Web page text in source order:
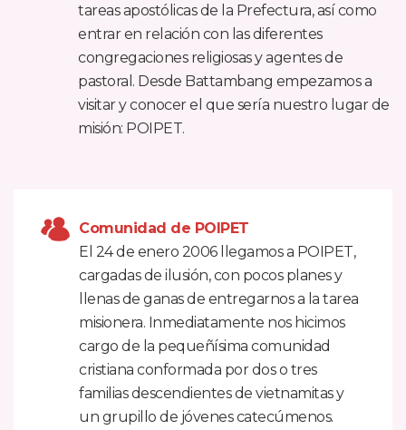
tareas apostólicas de la Prefectura, así como
entrar en relación con las diferentes
congregaciones religiosas y agentes de
pastoral. Desde Battambang empezamos a
visitar y conocer el que sería nuestro lugar de
misión: POIPET.
Comunidad de POIPET
El 24 de enero 2006 llegamos a POIPET,
cargadas de ilusión, con pocos planes y
llenas de ganas de entregarnos a la tarea
misionera. Inmediatamente nos hicimos
cargo de la pequeñísima comunidad
cristiana conformada por dos o tres
familias descendientes de vietnamitas y
un grupillo de jóvenes catecúmenos.